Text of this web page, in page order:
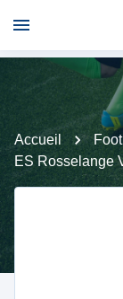
Accueil
ES Rosselange